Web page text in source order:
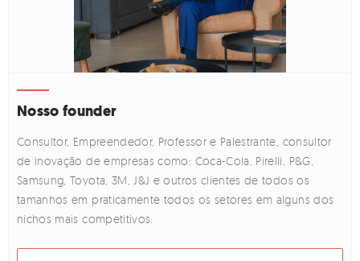
Nosso founder
Consultor, Empreendedor, Professor e Palestrante, consultor
de inovação de empresas como: Coca-Cola, Pirelli, P&G,
Samsung, Toyota, 3M, J&J e outros clientes de todos os
tamanhos em praticamente todos os setores em alguns dos
nichos mais competitivos.